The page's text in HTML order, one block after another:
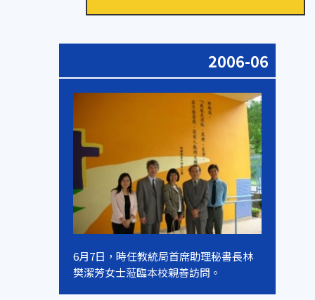
2006-06
6月7日，時任教統局首席助理秘書長林
樊潔芳女士蒞臨本校親善訪問。